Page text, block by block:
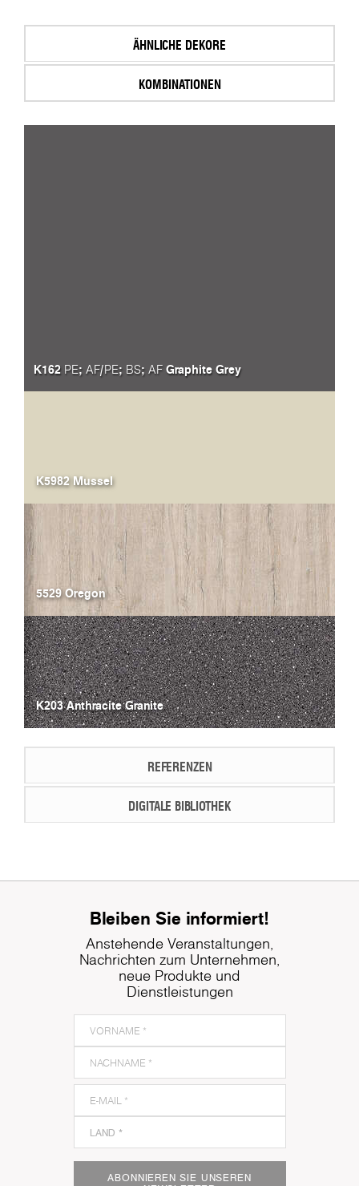
ÄHNLICHE DEKORE
KOMBINATIONEN
K162 PE; AF/PE; BS; AF Graphite Grey
K5982 Mussel
5529 Oregon
K203 Anthracite Granite
REFERENZEN
DIGITALE BIBLIOTHEK
Bleiben Sie informiert!
Anstehende Veranstaltungen,
Nachrichten zum Unternehmen,
neue Produkte und
Dienstleistungen
ABONNIEREN SIE UNSEREN